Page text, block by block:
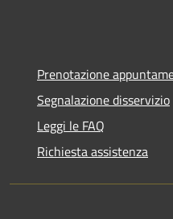
Prenotazione
Segnalazione disservizio
Leggi le FAQ
Richiesta assistenza